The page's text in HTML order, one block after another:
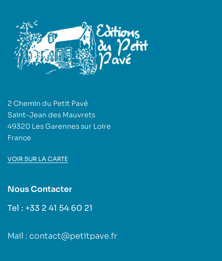
2 Chemin du Petit Pavé
Saint-Jean des Mauvrets
49320 Les Garennes sur Loire
France
VOIR SUR LA CARTE
Nous Contacter
Tel : +33 2 41 54 60 21
Mail : contact@petitpave.fr